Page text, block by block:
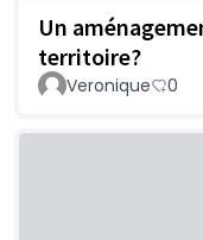
Un
territoire?
Veronique 0